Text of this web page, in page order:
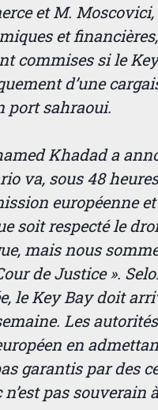
et M.
et
commises si le
d’une
port sahraoui.
Khadad a
va, sous 48
européenne
soit respecté le
mais nous
de Justice ».
le Key Bay doit
Les
en
garantis par des
pas souverain